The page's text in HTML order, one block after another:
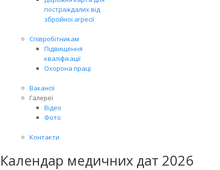
постраждалих від
збройної агресії
Співробітникам
Підвищення
кваліфікації
Охорона праці
Вакансії
Галереї
Відео
Фото
Контакти
Календар медичних дат 2026